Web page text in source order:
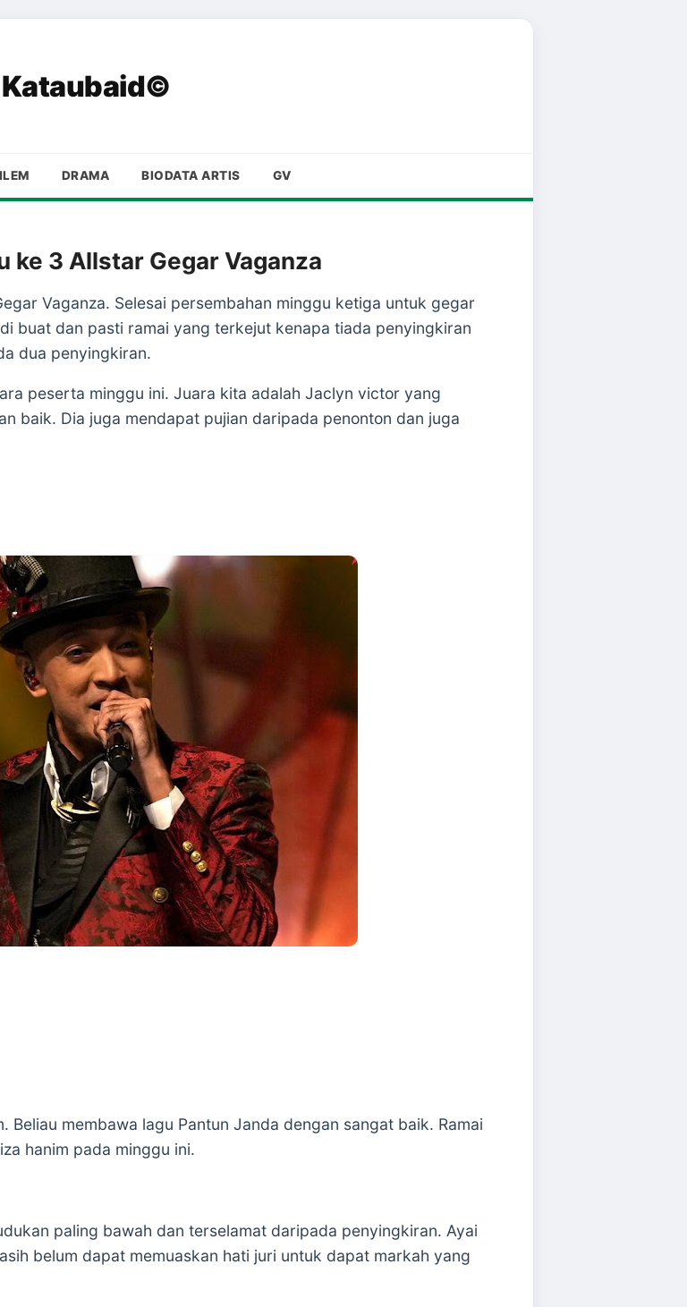
Kataubaid©
DRAMA BIODATA ARTIS GV
ke 3 Allstar Gegar Vaganza
Vaganza. Selesai persembahan minggu ketiga untuk gegar
buat dan pasti ramai yang terkejut kenapa tiada penyingkiran
dua penyingkiran.
peserta minggu ini. Juara kita adalah Jaclyn victor yang
baik. Dia juga mendapat pujian daripada penonton dan juga
Beliau membawa lagu Pantun Janda dengan sangat baik. Ramai
hanim pada minggu ini.
paling bawah dan terselamat daripada penyingkiran. Ayai
belum dapat memuaskan hati juri untuk dapat markah yang